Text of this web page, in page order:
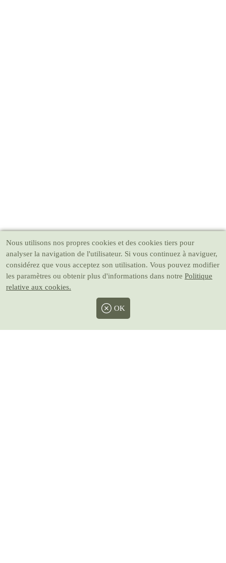
Nous utilisons nos propres cookies et des cookies tiers pour
analyser la navigation de l'utilisateur. Si vous continuez à naviguer,
considérez que vous acceptez son utilisation. Vous pouvez modifier
les paramètres ou obtenir plus d'informations dans notre Politique
relative aux cookies.
OK